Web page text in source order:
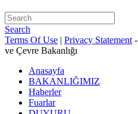
Search
Terms Of Use | Privacy Statement -
ve Çevre Bakanlığı
Anasayfa
BAKANLIĞIMIZ
Haberler
Fuarlar